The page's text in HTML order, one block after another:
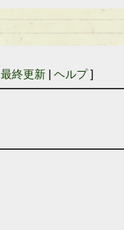
最終更新| ヘルプ]